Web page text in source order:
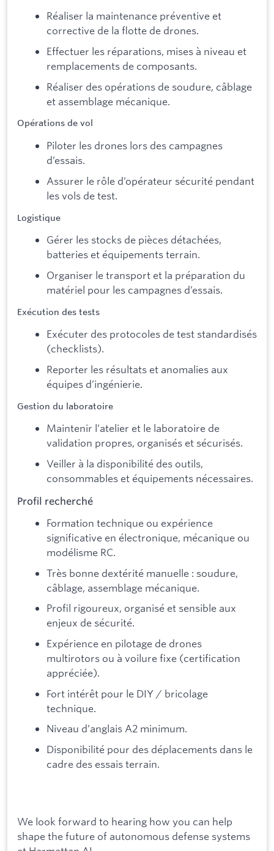
Réaliser la maintenance préventive et
corrective de la flotte de drones.
Effectuer les réparations, mises à niveau et
remplacements de composants.
Réaliser des opérations de soudure, câblage
et assemblage mécanique.
Opérations de vol
Piloter les drones lors des campagnes
d’essais.
Assurer le rôle d’opérateur sécurité pendant
les vols de test.
Logistique
Gérer les stocks de pièces détachées,
batteries et équipements terrain.
Organiser le transport et la préparation du
matériel pour les campagnes d’essais.
Exécution des tests
Exécuter des protocoles de test standardisés
(checklists).
Reporter les résultats et anomalies aux
équipes d’ingénierie.
Gestion du laboratoire
Maintenir l’atelier et le laboratoire de
validation propres, organisés et sécurisés.
Veiller à la disponibilité des outils,
consommables et équipements nécessaires.
Profil recherché
Formation technique ou expérience
significative en électronique, mécanique ou
modélisme RC.
Très bonne dextérité manuelle : soudure,
câblage, assemblage mécanique.
Profil rigoureux, organisé et sensible aux
enjeux de sécurité.
Expérience en pilotage de drones
multirotors ou à voilure fixe (certification
appréciée).
Fort intérêt pour le DIY / bricolage
technique.
Niveau d’anglais A2 minimum.
Disponibilité pour des déplacements dans le
cadre des essais terrain.
We look forward to hearing how you can help
shape the future of autonomous defense systems